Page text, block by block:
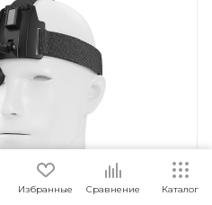
Избранные Сравнение Каталог